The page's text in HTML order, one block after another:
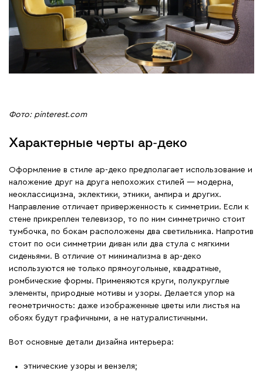
Фото: pinterest.com
Характерные черты ар-деко
Оформление в стиле ар-деко предполагает использование и
наложение друг на друга непохожих стилей ― модерна,
неоклассицизма, эклектики, этники, ампира и других.
Направление отличает приверженность к симметрии. Если к
стене прикреплен телевизор, то по ним симметрично стоит
тумбочка, по бокам расположены два светильника. Напротив
стоит по оси симметрии диван или два стула с мягкими
сиденьями. В отличие от минимализма в ар-деко
используются не только прямоугольные, квадратные,
ромбические формы. Применяются круги, полукруглые
элементы, природные мотивы и узоры. Делается упор на
геометричность: даже изображенные цветы или листья на
обоях будут графичными, а не натуралистичными.
Вот основные детали дизайна интерьера:
этнические узоры и вензеля;